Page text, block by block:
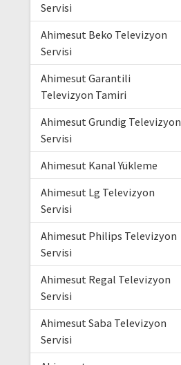
Servisi
Ahimesut Beko Televizyon
Servisi
Ahimesut Garantili
Televizyon Tamiri
Ahimesut Grundig Televizyon
Servisi
Ahimesut Kanal Yükleme
Ahimesut Lg Televizyon
Servisi
Ahimesut Philips Televizyon
Servisi
Ahimesut Regal Televizyon
Servisi
Ahimesut Saba Televizyon
Servisi